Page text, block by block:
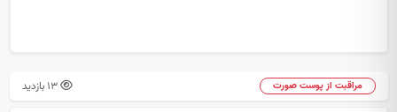
مراقبت از پوست صورت 13 بازدید